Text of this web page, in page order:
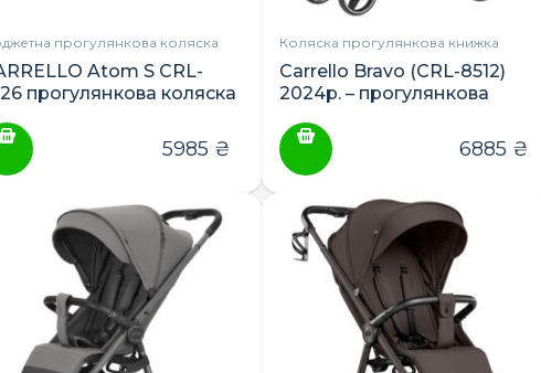
прогулянкова коляска
Atom S CRL-
прогулянкова коляска
5985 ₴
Коляска прогулянкова книжка
Carrello Bravo (CRL-8512)
2024р. – прогулянкова
6885 ₴